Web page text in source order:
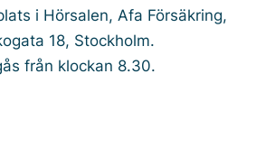
i Hörsalen, Afa Försäkring,
18, Stockholm.
från klockan 8.30.